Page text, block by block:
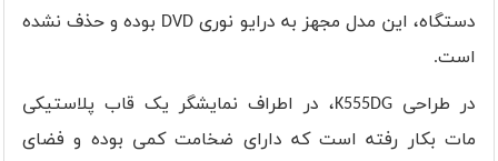
دستگاه، این مدل مجهز به درایو نوری DVD بوده و حذف نشده
است.
در طراحی K555DG، در اطراف نمایشگر یک قاب پلاستیکی
مات بکار رفته است که دارای ضخامت کمی بوده و فضای